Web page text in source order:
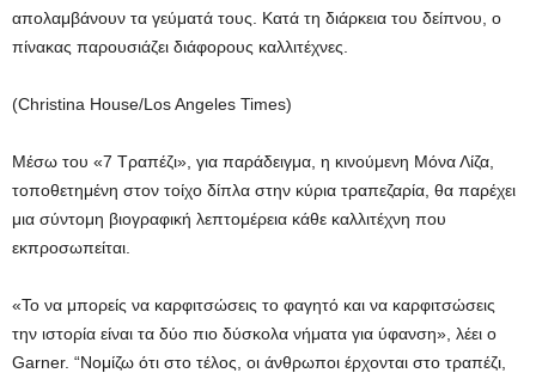
απολαμβάνουν τα γεύματά τους. Κατά τη διάρκεια του δείπνου, ο
πίνακας παρουσιάζει διάφορους καλλιτέχνες.
(Christina House/Los Angeles Times)
Μέσω του «7 Τραπέζι», για παράδειγμα, η κινούμενη Μόνα Λίζα,
τοποθετημένη στον τοίχο δίπλα στην κύρια τραπεζαρία, θα παρέχει
μια σύντομη βιογραφική λεπτομέρεια κάθε καλλιτέχνη που
εκπροσωπείται.
«Το να μπορείς να καρφιτσώσεις το φαγητό και να καρφιτσώσεις
την ιστορία είναι τα δύο πιο δύσκολα νήματα για ύφανση», λέει ο
Garner. “Νομίζω ότι στο τέλος, οι άνθρωποι έρχονται στο τραπέζι,